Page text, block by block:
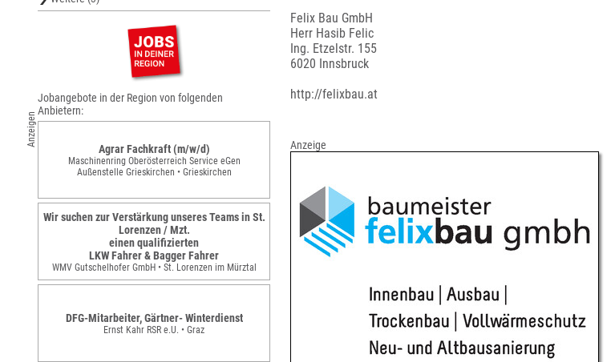
Felix Bau GmbH
Herr Hasib Felic
Ing. Etzelstr. 155
6020 Innsbruck
http://felixbau.at
Anzeige
Anzeigen
Jobangebote in der Region von folgenden
Anbietern:
Agrar Fachkraft (m/w/d)
Maschinenring Oberösterreich Service eGen
Außenstelle Grieskirchen • Grieskirchen
Wir suchen zur Verstärkung unseres Teams in St.
Lorenzen / Mzt.
einen qualifizierten
LKW Fahrer & Bagger Fahrer
WMV Gutschelhofer GmbH • St. Lorenzen im Mürztal
DFG-Mitarbeiter, Gärtner- Winterdienst
Ernst Kahr RSR e.U. • Graz